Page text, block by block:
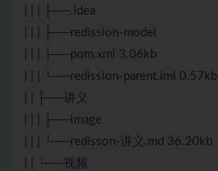
| | | ├──.idea
| | | ├──redission-model
| | | ├──pom.xml 3.06kb
| | | └──redission-parent.iml 0.57kb
| | ├──讲义
| | | ├──image
| | | └──redisson-讲义.md 36.20kb
| | └──视频